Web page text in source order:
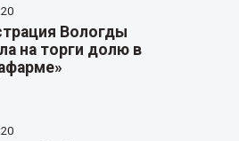
Вологды
на торги долю в